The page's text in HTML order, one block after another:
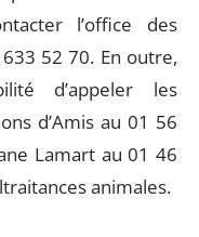
l’office des
52 70. En outre,
d’appeler les
d’Amis au 01 56
Lamart au 01 46
animales.